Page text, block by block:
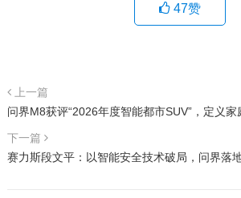
47赞
上一篇
问界M8获评“2026年度智能都市SUV”，定义
下一篇
赛力斯段文平：以智能安全技术破局，问界落